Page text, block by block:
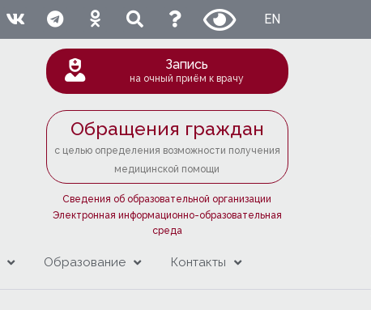
EN
Запись
на очный приём к врачу
Обращения граждан
с целью определения возможности получения
медицинской помощи
Сведения об образовательной организации
Электронная информационно-образовательная
среда
Образование Контакты